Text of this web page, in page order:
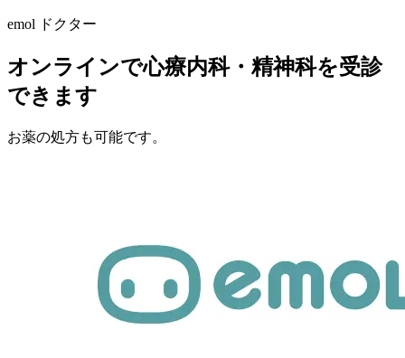
emol ドクター
オンラインで心療内科・精神科を受診
できます
お薬の処方も可能です。